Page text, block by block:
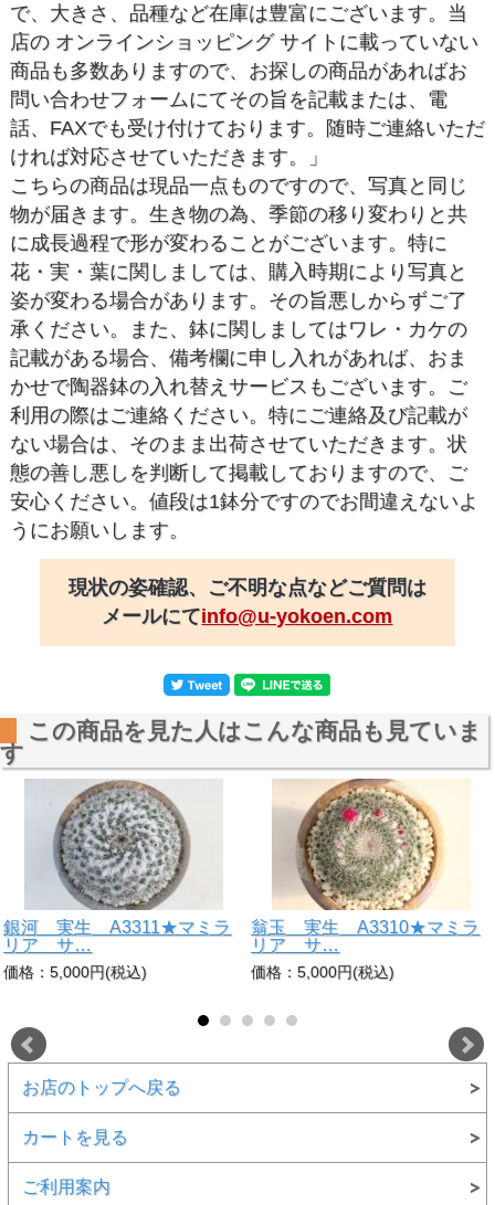
で、大きさ、品種など在庫は豊富にございます。当
店の オンラインショッピング サイトに載っていない
商品も多数ありますので、お探しの商品があればお
問い合わせフォームにてその旨を記載または、電
話、FAXでも受け付けております。随時ご連絡いただ
ければ対応させていただきます。」
こちらの商品は現品一点ものですので、写真と同じ
物が届きます。生き物の為、季節の移り変わりと共
に成長過程で形が変わることがございます。特に
花・実・葉に関しましては、購入時期により写真と
姿が変わる場合があります。その旨悪しからずご了
承ください。また、鉢に関しましてはワレ・カケの
記載がある場合、備考欄に申し入れがあれば、おま
かせで陶器鉢の入れ替えサービスもございます。ご
利用の際はご連絡ください。特にご連絡及び記載が
ない場合は、そのまま出荷させていただきます。状
態の善し悪しを判断して掲載しておりますので、ご
安心ください。値段は1鉢分ですのでお間違えないよ
うにお願いします。
現状の姿確認、ご不明な点などご質問は
メールにてinfo@u-yokoen.com
この商品を見た人はこんな商品も見ていま
す
銀河 実生 A3311★マミラ
リア サ…
価格：5,000円(税込)
翁玉 実生 A3310★マミラ
リア サ…
価格：5,000円(税込)
お店のトップへ戻る
カートを見る
ご利用案内